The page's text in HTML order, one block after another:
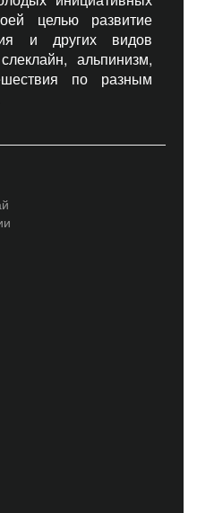
целью развитие
и других видов
альпинизм,
по разным